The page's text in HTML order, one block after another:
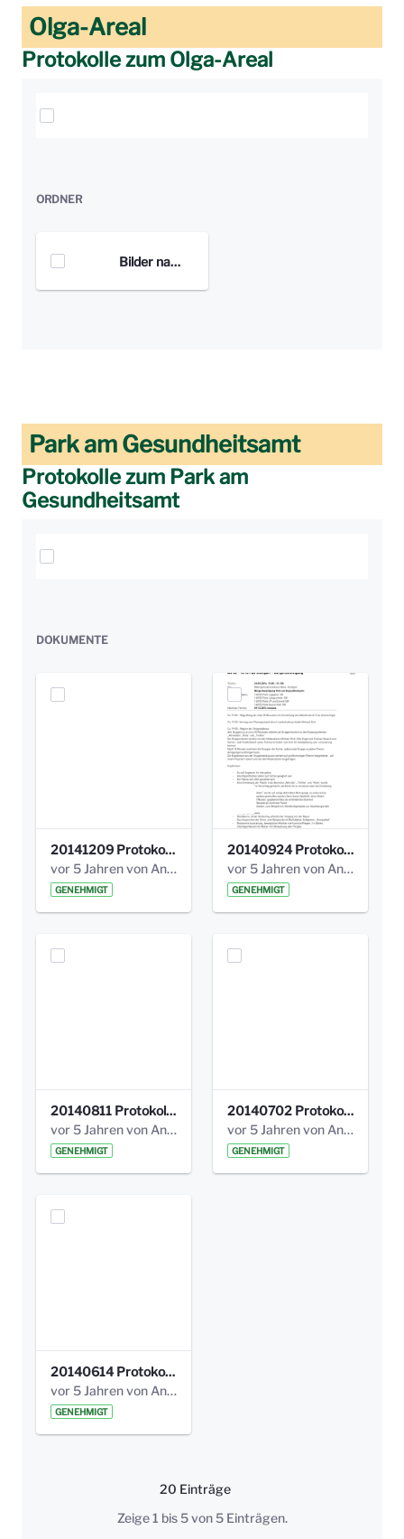
Olga-Areal
Protokolle zum Olga-Areal
Elemente auswählen
ORDNER
Bilder nach Orten
Park am Gesundheitsamt
Protokolle zum Park am
Gesundheitsamt
Elemente auswählen
DOKUMENTE
20141209 Protokoll Park am Gesundheitsamt 04.pdf
vor 5 Jahren von Anni Schlumberger
GENEHMIGT
20140924 Protokoll Park am Gesundheitsamt 03.pdf
vor 5 Jahren von Anni Schlumberger
GENEHMIGT
20140811 Protokoll Park am Gesundheitsamt 02.pdf
vor 5 Jahren von Anni Schlumberger
GENEHMIGT
20140702 Protokoll Park am Gesundheitsam 01.pdf
vor 5 Jahren von Anni Schlumberger
GENEHMIGT
20140614 Protokoll Park Am Gesundheitsamt 00.pdf
vor 5 Jahren von Anni Schlumberger
GENEHMIGT
20 Einträge
Pro Seite
Zeige 1 bis 5 von 5 Einträgen.